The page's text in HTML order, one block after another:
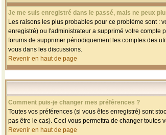
Je me suis enregistré dans le passé, mais ne peux
Les raisons les plus probables pour ce problème sont :
enregistré) ou l'administrateur a supprimé votre compte
forums de supprimer périodiquement les comptes des
vous dans les discussions.
Revenir en haut de page
Comment puis-je changer mes préférences ?
Toutes vos préférences (si vous êtes enregistré) sont
pas être le cas). Ceci vous permettra de changer toutes
Revenir en haut de page